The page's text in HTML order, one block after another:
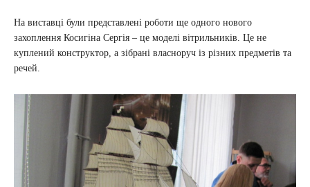
На виставці були представлені роботи ще одного нового
захоплення Косигіна Сергія – це моделі вітрильників. Це не
куплений конструктор, а зібрані власноруч із різних предметів та
речей.